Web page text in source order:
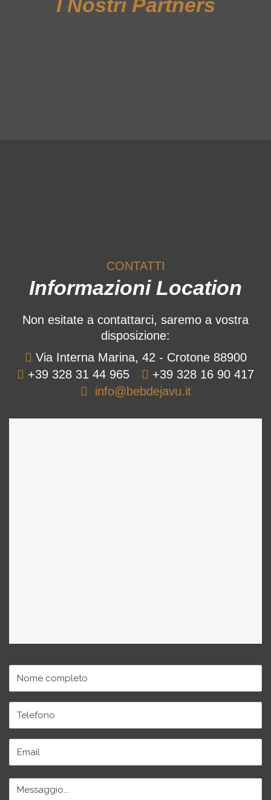
I Nostri Partners
CONTATTI
Informazioni Location
Non esitate a contattarci, saremo a vostra
disposizione:
Via Interna Marina, 42 - Crotone 88900
+39 328 31 44 965
+39 328 16 90 417
info@bebdejavu.it